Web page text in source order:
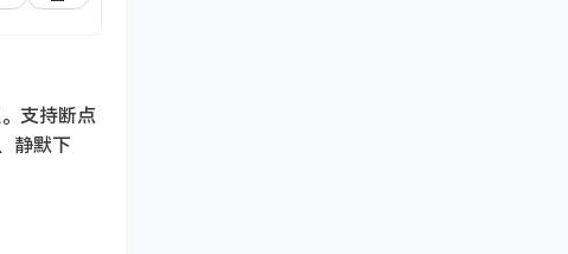
支持断点
静默下